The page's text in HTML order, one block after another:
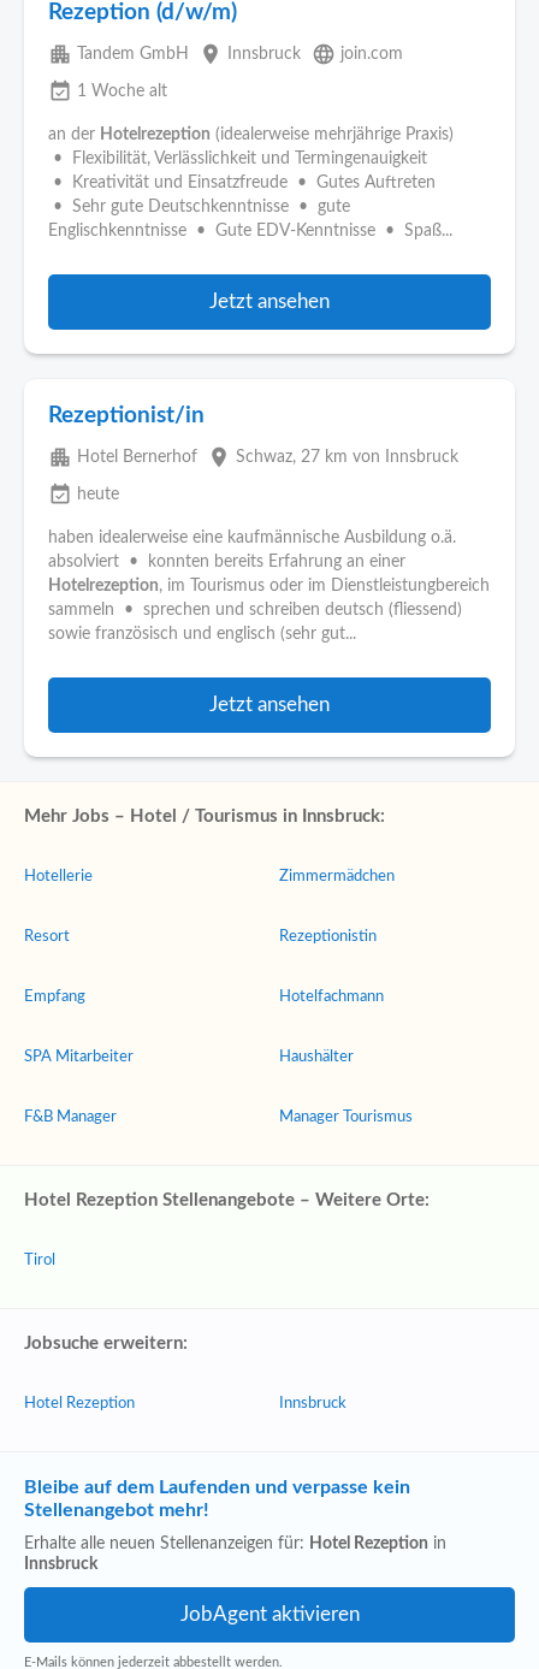
Rezeption (d/w/m)
apartment Tandem GmbH place Innsbruck language join.com
event_available 1 Woche alt
an der Hotelrezeption (idealerweise mehrjährige Praxis)
• Flexibilität, Verlässlichkeit und Termingenauigkeit
• Kreativität und Einsatzfreude • Gutes Auftreten
• Sehr gute Deutschkenntnisse • gute
Englischkenntnisse • Gute EDV-Kenntnisse • Spaß...
Jetzt ansehen
Rezeptionist/in
apartment Hotel Bernerhof place Schwaz, 27 km von Innsbruck
event_available heute
haben idealerweise eine kaufmännische Ausbildung o.ä.
absolviert • konnten bereits Erfahrung an einer
Hotelrezeption, im Tourismus oder im Dienstleistungbereich
sammeln • sprechen und schreiben deutsch (fliessend)
sowie französisch und englisch (sehr gut...
Jetzt ansehen
Mehr Jobs – Hotel / Tourismus in Innsbruck:
Hotellerie
Resort
Empfang
SPA Mitarbeiter
F&B Manager
Zimmermädchen
Rezeptionistin
Hotelfachmann
Haushälter
Manager Tourismus
Hotel Rezeption Stellenangebote – Weitere Orte:
Tirol
Jobsuche erweitern:
Hotel Rezeption Innsbruck
Bleibe auf dem Laufenden und verpasse kein
Stellenangebot mehr!
Erhalte alle neuen Stellenanzeigen für: Hotel Rezeption in
Innsbruck
E-Mails können jederzeit abbestellt werden.